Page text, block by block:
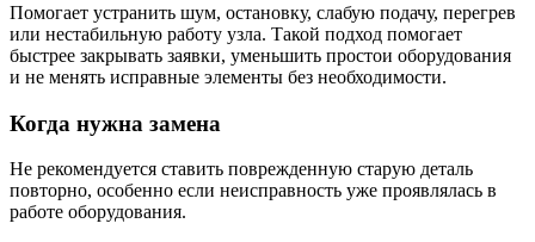
Помогает устранить шум, остановку, слабую подачу, перегрев
или нестабильную работу узла. Такой подход помогает
быстрее закрывать заявки, уменьшить простои оборудования
и не менять исправные элементы без необходимости.
Когда нужна замена
Не рекомендуется ставить поврежденную старую деталь
повторно, особенно если неисправность уже проявлялась в
работе оборудования.